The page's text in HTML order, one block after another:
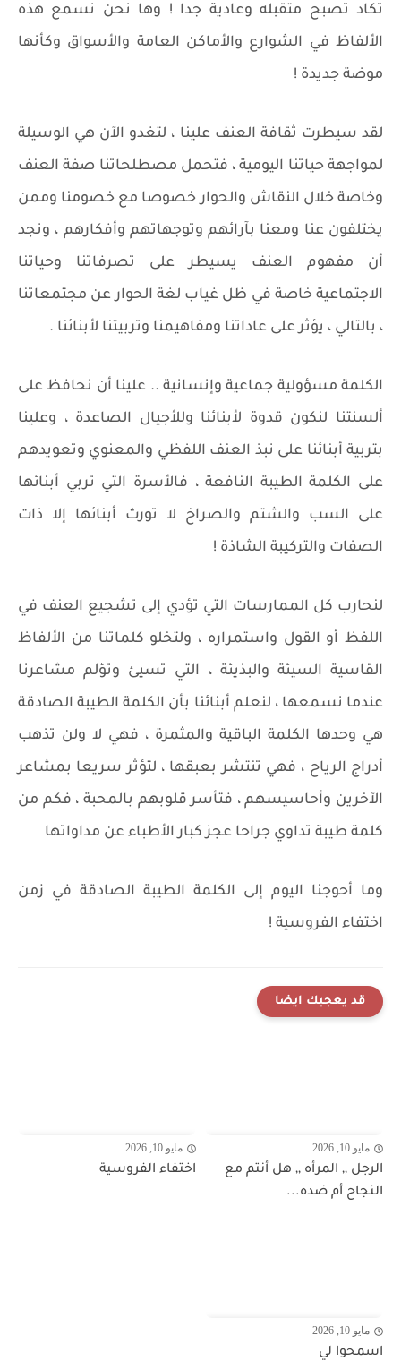
تكاد تصبح متقبله وعادية جدا ! وها نحن نسمع هذه
الألفاظ في الشوارع والأماكن العامة والأسواق وكأنها
موضة جديدة !
لقد سيطرت ثقافة العنف علينا ، لتغدو الآن هي الوسيلة
لمواجهة حياتنا اليومية ، فتحمل مصطلحاتنا صفة العنف
وخاصة خلال النقاش والحوار خصوصا مع خصومنا وممن
يختلفون عنا ومعنا بآرائهم وتوجهاتهم وأفكارهم ، ونجد
أن مفهوم العنف يسيطر على تصرفاتنا وحياتنا
الاجتماعية خاصة في ظل غياب لغة الحوار عن مجتمعاتنا
، بالتالي ، يؤثر على عاداتنا ومفاهيمنا وتربيتنا لأبنائنا .
الكلمة مسؤولية جماعية وإنسانية .. علينا أن نحافظ على
ألسنتنا لنكون قدوة لأبنائنا وللأجيال الصاعدة ، وعلينا
بتربية أبنائنا على نبذ العنف اللفظي والمعنوي وتعويدهم
على الكلمة الطيبة النافعة ، فالأسرة التي تربي أبنائها
على السب والشتم والصراخ لا تورث أبنائها إلا ذات
الصفات والتركيبة الشاذة !
لنحارب كل الممارسات التي تؤدي إلى تشجيع العنف في
اللفظ أو القول واستمراره ، ولتخلو كلماتنا من الألفاظ
القاسية السيئة والبذيئة ، التي تسيئ وتؤلم مشاعرنا
عندما نسمعها ، لنعلم أبنائنا بأن الكلمة الطيبة الصادقة
هي وحدها الكلمة الباقية والمثمرة ، فهي لا ولن تذهب
أدراج الرياح ، فهي تنتشر بعبقها ، لتؤثر سريعا بمشاعر
الآخرين وأحاسيسهم ، فتأسر قلوبهم بالمحبة ، فكم من
كلمة طيبة تداوي جراحا عجز كبار الأطباء عن مداواتها
وما أحوجنا اليوم إلى الكلمة الطيبة الصادقة في زمن
اختفاء الفروسية !
قد يعجبك ايضا
مايو 10, 2026
الرجل ,, المرأه ,, هل أنتم مع
النجاح أم ضده...
مايو 10, 2026
اختفاء الفروسية
مايو 10, 2026
اسمحوا لي